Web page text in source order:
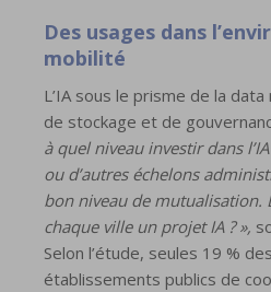
Des usages dans
mobilité
L’IA sous le prisme de la
de stockage et de
à quel niveau investir dans
ou d’autres échelons
bon niveau de mutualisation.
chaque ville un projet IA ? »,
Selon l’étude, seules 19 %
établissements publics de